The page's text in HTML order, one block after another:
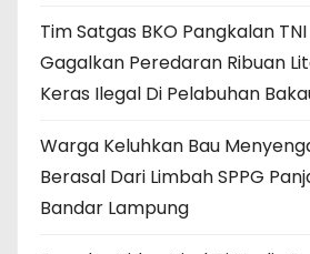
Tim Satgas BKO Pangkalan
Gagalkan Peredaran Ribuan
Keras Ilegal Di Pelabuhan
Warga Keluhkan Bau
Berasal Dari Limbah SPPG
Bandar Lampung